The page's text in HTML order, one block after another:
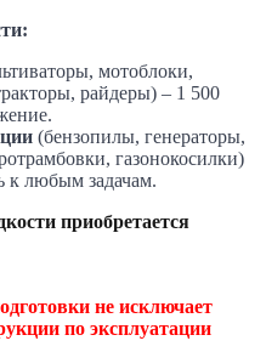
мотоблоки,
райдеры) – 1 500
(бензопилы, генераторы,
газонокосилки)
к любым задачам.
приобретается
не исключает
по эксплуатации